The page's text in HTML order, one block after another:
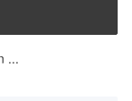
...